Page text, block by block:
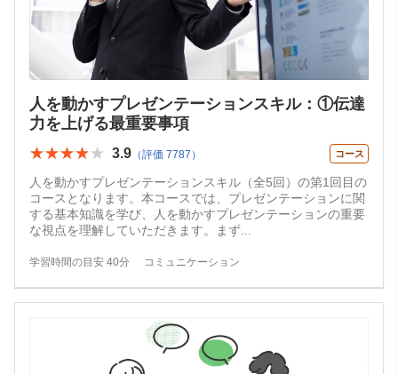
人を動かすプレゼンテーションスキル：①伝達
力を上げる最重要事項
★★★★★
★★★★★ 3.9 （評価 7787） コース
人を動かすプレゼンテーションスキル（全5回）の第1回目の
コースとなります。本コースでは、プレゼンテーションに関
する基本知識を学び、人を動かすプレゼンテーションの重要
な視点を理解していただきます。まず
学習時間の目安 40分 コミュニケーション